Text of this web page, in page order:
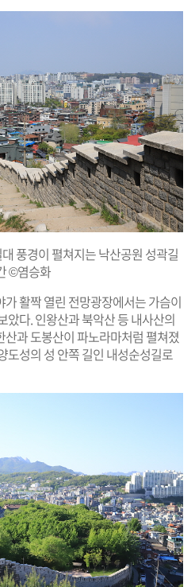
풍경이 펼쳐지는 낙산공원 성곽길
©염승화
활짝 열린 전망광장에서는 가슴이
았다. 인왕산과 북악산 등 내사산의
과 도봉산이 파노라마처럼 펼쳐졌
도성의 성 안쪽 길인 내성순성길로